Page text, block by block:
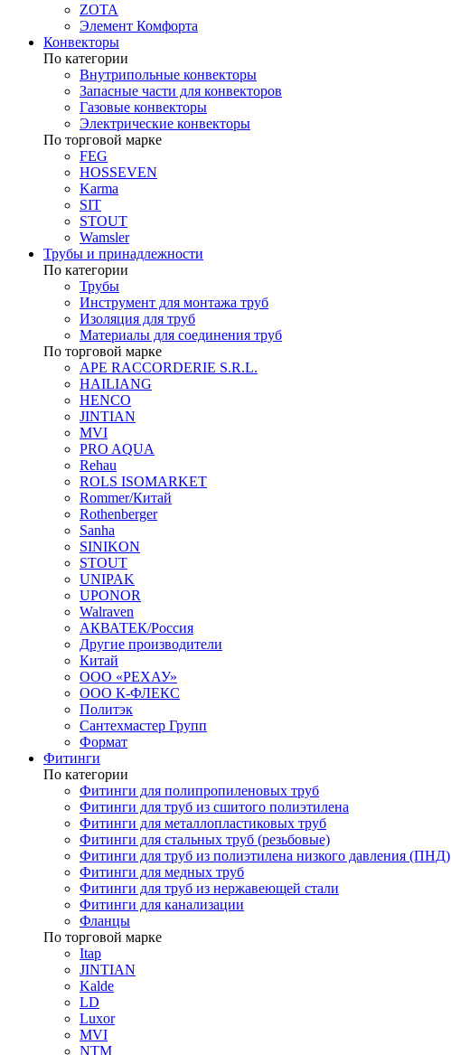
ZOTA
Элемент Комфорта
Конвекторы
По категории
Внутрипольные конвекторы
Запасные части для конвекторов
Газовые конвекторы
Электрические конвекторы
По торговой марке
FEG
HOSSEVEN
Karma
SIT
STOUT
Wamsler
Трубы и принадлежности
По категории
Трубы
Инструмент для монтажа труб
Изоляция для труб
Материалы для соединения труб
По торговой марке
APE RACCORDERIE S.R.L.
HAILIANG
HENCO
JINTIAN
MVI
PRO AQUA
Rehau
ROLS ISOMARKET
Rommer/Китай
Rothenberger
Sanha
SINIKON
STOUT
UNIPAK
UPONOR
Walraven
АКВАТЕК/Россия
Другие производители
Китай
ООО «РЕХАУ»
ООО К-ФЛЕКС
Политэк
Сантехмастер Групп
Формат
Фитинги
По категории
Фитинги для полипропиленовых труб
Фитинги для труб из сшитого полиэтилена
Фитинги для металлопластиковых труб
Фитинги для стальных труб (резьбовые)
Фитинги для труб из полиэтилена низкого давления (ПНД)
Фитинги для медных труб
Фитинги для труб из нержавеющей стали
Фитинги для канализации
Фланцы
По торговой марке
Itap
JINTIAN
Kalde
LD
Luxor
MVI
NTM